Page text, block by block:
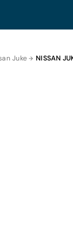
Juke NISSAN